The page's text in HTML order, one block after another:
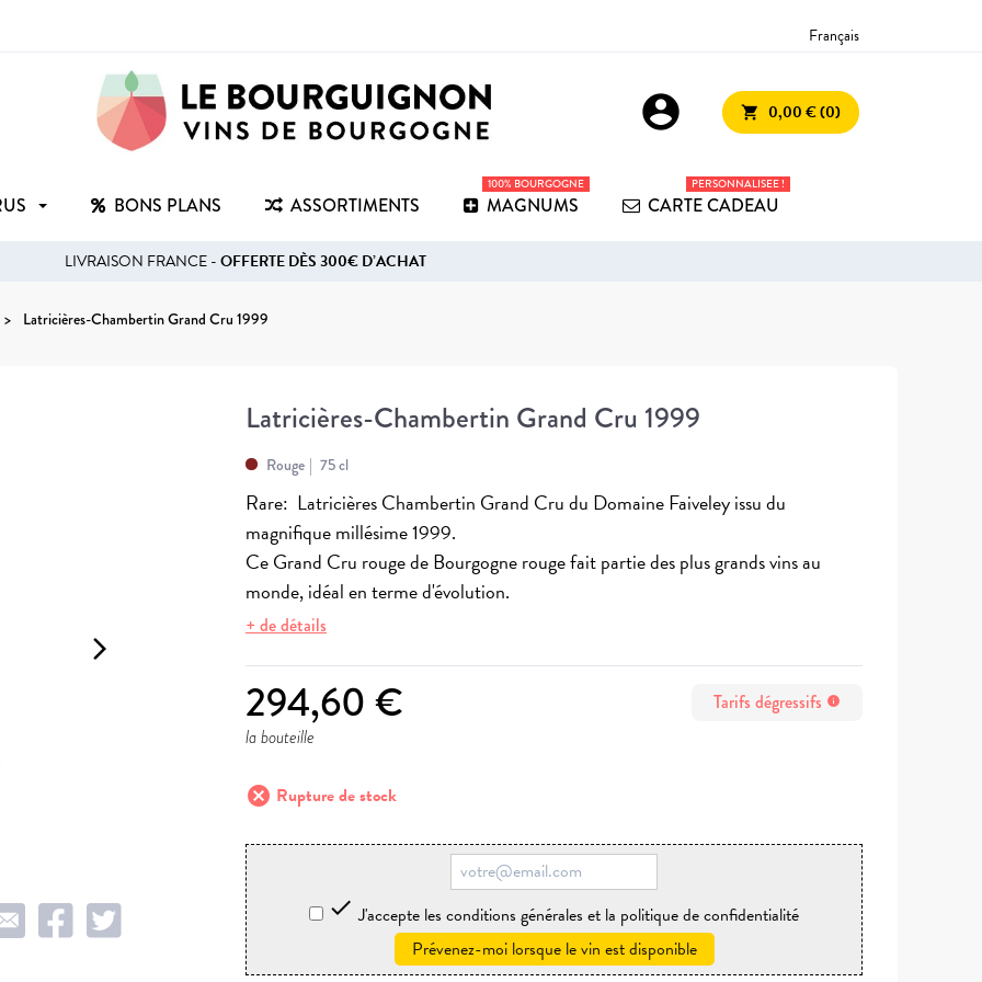
Français
account_circle shopping_cart 0,00 € (0)
BONS PLANS ASSORTIMENTS MAGNUMS
100% BOURGOGNE
CARTE CADEAU
PERSONNALISEE !
LIVRAISON FRANCE -OFFERTE DÈS 300€ D’ACHAT
Latricières-Chambertin Grand Cru 1999
arrow_forward_ios
Latricières-Chambertin Grand Cru 1999
Rouge 75 cl
Rare: Latricières Chambertin Grand Cru du Domaine Faiveley issu du
magnifique millésime 1999.
Ce Grand Cru rouge de Bourgogne rouge fait partie des plus grands vins au
monde, idéal en terme d'évolution.
+ de détails
294,60 € Tarifs dégressifs info
la bouteille
cancel Rupture de stock
 J'accepte les conditions générales et la politique de confidentialité
Prévenez-moi lorsque le vin est disponible